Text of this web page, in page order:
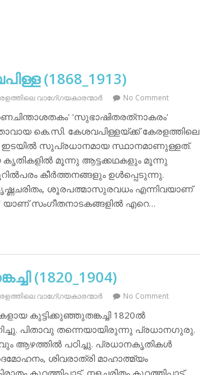
(1868_1913)
വാഗേ്ഗയകാരന്മാര്‍ No Comment
'സുഭാഷിതരത്‌നാകരം'
കെ.സി. കേശവപിള്ളയ്ക്ക് കേരളത്തിലെ
ഇടയില്‍ സുപ്രധാനമായ സ്ഥാനമാണുള്ളത്.
മൂന്നു ആട്ടക്കഥകളും മൂന്നു
കീര്‍ത്തനങ്ങളും ഉള്‍പ്പെടുന്നു.
ശൂരപത്മാസുരവധം എന്നിവയാണ്
യാണ് സംഗീതനാടകങ്ങളില്‍ എറെ…
(1820_1904)
വാഗേ്ഗയകാരന്മാര്‍ No Comment
കുട്ടിക്കുഞ്ഞുതങ്കച്ചി 1820ല്‍
പിതാവു തന്നെയായിരുന്നു പ്രധാനഗുരു.
ആഴത്തില്‍ പഠിച്ചു. പ്രധാനകൃതികള്‍
ശിവരാത്രി മാഹാത്മ്യം